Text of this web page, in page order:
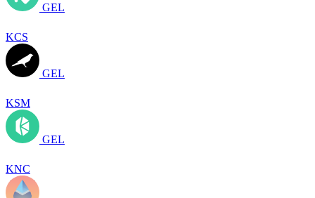
GEL
KCS
GEL
KSM
GEL
KNC